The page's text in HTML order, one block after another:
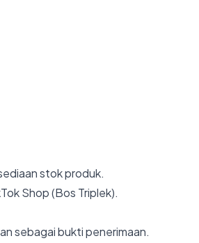
stok produk.
Shop (Bos Triplek).
sebagai bukti penerimaan.